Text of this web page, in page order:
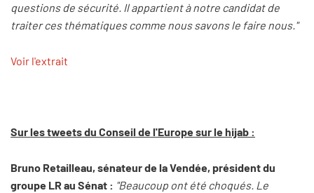
questions de sécurité. Il appartient à notre candidat de
traiter ces thématiques comme nous savons le faire nous."
Voir l'extrait
Sur les tweets du Conseil de l'Europe sur le hijab :
Bruno Retailleau, sénateur de la Vendée, président du
groupe LR au Sénat : "Beaucoup ont été choqués. Le